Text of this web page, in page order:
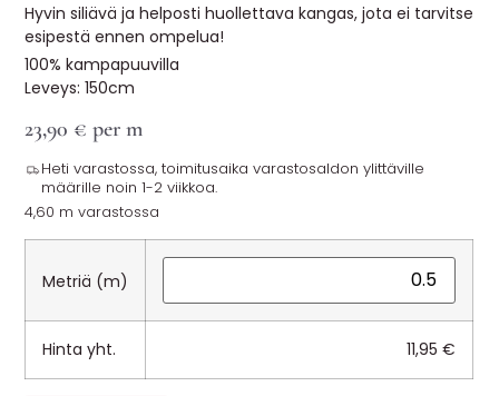
Hyvin siliävä ja helposti huollettava kangas, jota ei tarvitse
esipestä ennen ompelua!
100% kampapuuvilla
Leveys: 150cm
23,90 € per m
Heti varastossa, toimitusaika varastosaldon ylittäville
määrille noin 1-2 viikkoa.
4,60 m varastossa
Metriä (m)
Hinta yht. 11,95€